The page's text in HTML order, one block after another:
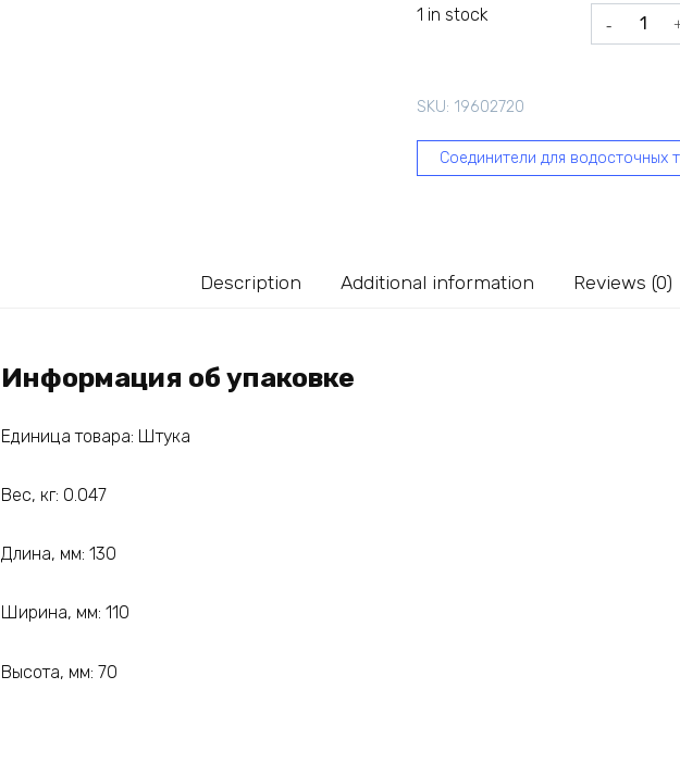
1 in stock
желобов
GL
зелёный
quantity
SKU: 19602720
Соединители для водосточных
Description Additional information Reviews (0)
Информация об упаковке
Единица товара: Штука
Вес, кг: 0.047
Длина, мм: 130
Ширина, мм: 110
Высота, мм: 70